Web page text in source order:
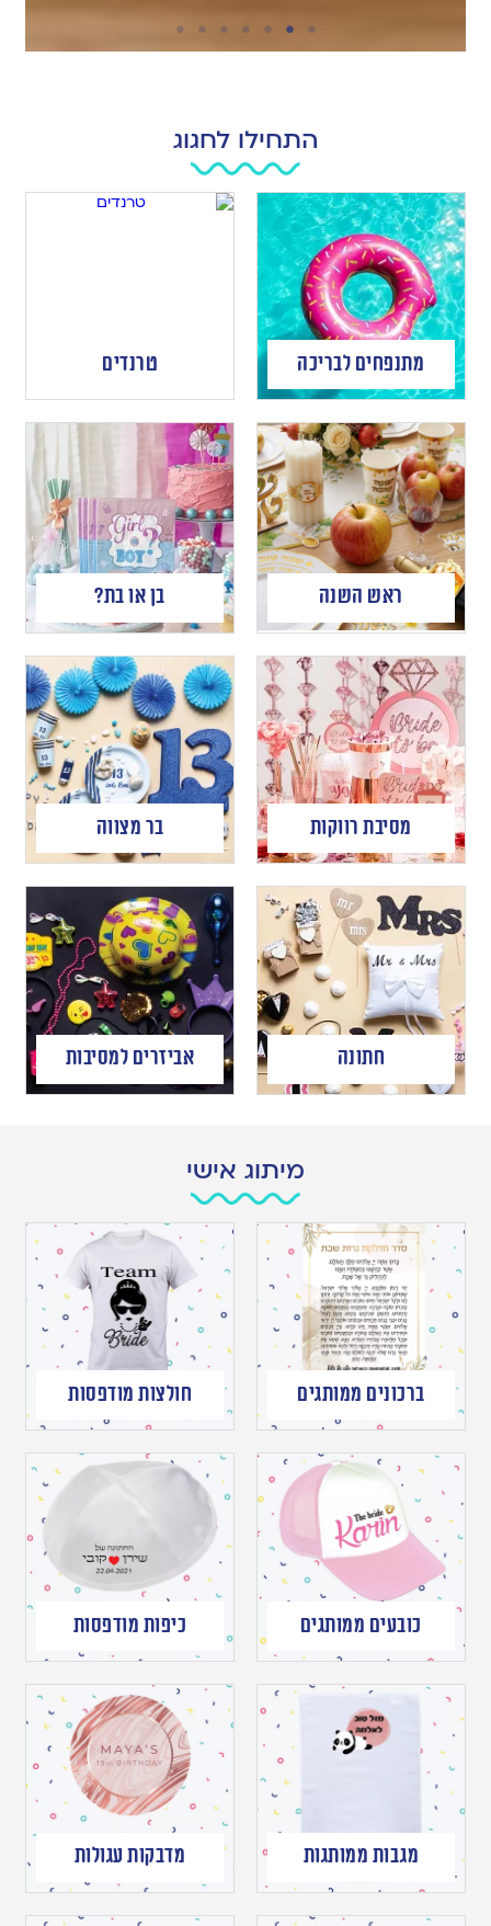
התחילו לחגוג
מתנפחים לבריכה טרנדים
ראש השנה בן או בת?
מסיבת רווקות בר מצווה
חתונה אביזרים למסיבות
מיתוג אישי
ברכונים ממותגים חולצות מודפסות
כובעים ממותגים כיפות מודפסות
מגבות ממותגות מדבקות עגולות